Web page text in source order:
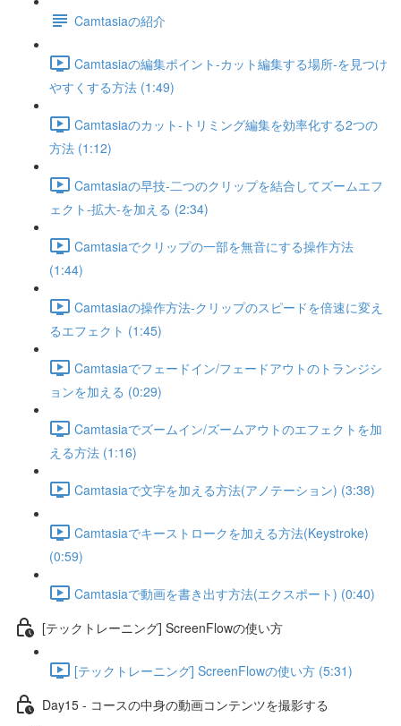
Camtasiaの紹介
Camtasiaの編集ポイント-カット編集する場所-を見つけ
やすくする方法 (1:49)
Camtasiaのカット-トリミング編集を効率化する2つの
方法 (1:12)
Camtasiaの早技-二つのクリップを結合してズームエフ
ェクト-拡大-を加える (2:34)
Camtasiaでクリップの一部を無音にする操作方法
(1:44)
Camtasiaの操作方法-クリップのスピードを倍速に変え
るエフェクト (1:45)
Camtasiaでフェードイン/フェードアウトのトランジシ
ョンを加える (0:29)
Camtasiaでズームイン/ズームアウトのエフェクトを加
える方法 (1:16)
Camtasiaで文字を加える方法(アノテーション) (3:38)
Camtasiaでキーストロークを加える方法(Keystroke)
(0:59)
Camtasiaで動画を書き出す方法(エクスポート) (0:40)
[テックトレーニング] ScreenFlowの使い方
[テックトレーニング] ScreenFlowの使い方 (5:31)
Day15 - コースの中身の動画コンテンツを撮影する